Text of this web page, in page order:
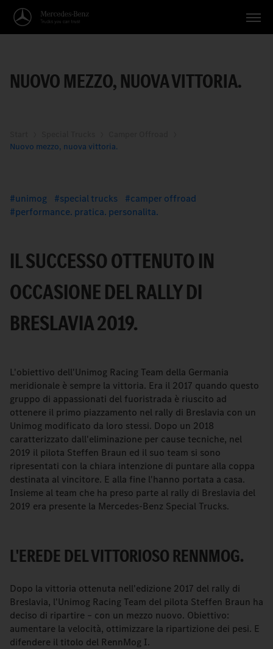
Applicazioni
window.
source
was
media.
NUOVO MEZZO, NUOVA VITTORIA.
Nuovo mezzo, nuova vittoria.
unimog special trucks
camper offroad
performance. pratica. personalita.
IL SUCCESSO OTTENUTO IN
OCCASIONE DEL RALLY DI
BRESLAVIA 2019.
L'obiettivo dell'Unimog Racing Team della Germania
meridionale è sempre la vittoria. Era il 2017 quando questo
gruppo di appassionati del fuoristrada è riuscito ad
ottenere il primo piazzamento nel rally di Breslavia con un
Unimog modificato da loro stessi. Dopo un 2018
caratterizzato dall'eliminazione per cause tecniche, nel
2019 il pilota Steffen Braun ed il suo team si sono
ripresentati con la chiara intenzione di puntare alla coppa
destinata al vincitore. E alla fine l'hanno portata a casa.
Insieme al team che ha preso parte al rally di Breslavia del
2019 era presente la Mercedes-Benz Special Trucks.
L'EREDE DEL VITTORIOSO RENNMOG.
Dopo la vittoria ottenuta nell'edizione 2017 del rally di
Breslavia, l'Unimog Racing Team del pilota Steffen Braun ha
deciso di ripartire – con un mezzo nuovo. Obiettivo:
aumentare la velocità, ottimizzare la ripartizione dei pesi. E
difendere il titolo del RennMog I.